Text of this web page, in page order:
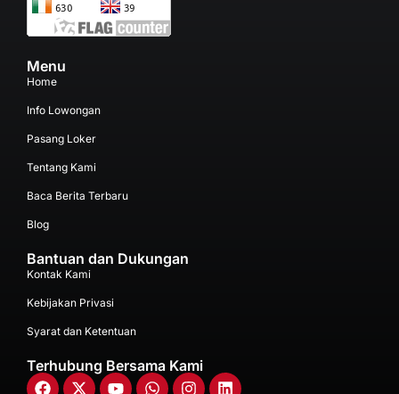
Menu
Home
Info Lowongan
Pasang Loker
Tentang Kami
Baca Berita Terbaru
Blog
Bantuan dan Dukungan
Kontak Kami
Kebijakan Privasi
Syarat dan Ketentuan
Terhubung Bersama Kami